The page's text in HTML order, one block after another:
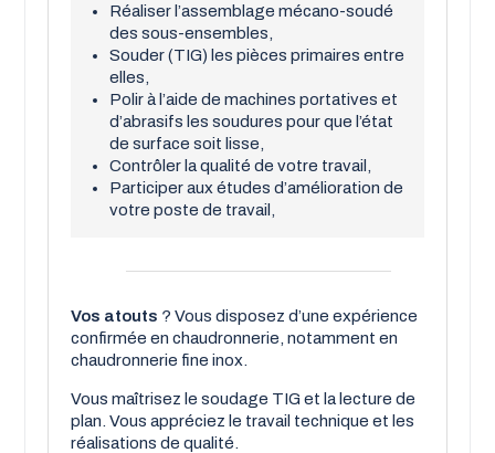
Réaliser l’assemblage mécano-soudé
des sous-ensembles,
Souder (TIG) les pièces primaires entre
elles,
Polir à l’aide de machines portatives et
d’abrasifs les soudures pour que l’état
de surface soit lisse,
Contrôler la qualité de votre travail,
Participer aux études d’amélioration de
votre poste de travail,
Vos atouts ? Vous disposez d’une expérience
confirmée en chaudronnerie, notamment en
chaudronnerie fine inox.
Vous maîtrisez le soudage TIG et la lecture de
plan. Vous appréciez le travail technique et les
réalisations de qualité.